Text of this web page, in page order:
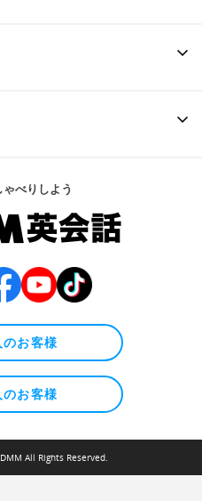
べりしよう
お客様
お客様
All Rights Reserved.